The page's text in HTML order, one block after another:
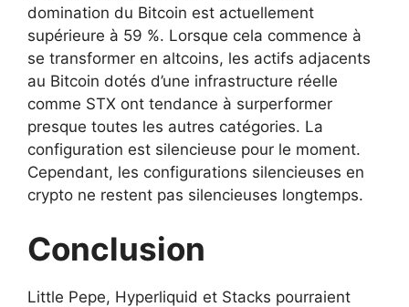
domination du Bitcoin est actuellement
supérieure à 59 %. Lorsque cela commence à
se transformer en altcoins, les actifs adjacents
au Bitcoin dotés d’une infrastructure réelle
comme STX ont tendance à surperformer
presque toutes les autres catégories. La
configuration est silencieuse pour le moment.
Cependant, les configurations silencieuses en
crypto ne restent pas silencieuses longtemps.
Conclusion
Little Pepe, Hyperliquid et Stacks pourraient